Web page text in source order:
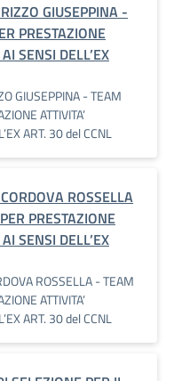
GIUSEPPINA -
PRESTAZIONE
SENSI DELL’EX
GIUSEPPINA - TEAM
ATTIVITA’
ART. 30 del CCNL
ROSSELLA
PRESTAZIONE
SENSI DELL’EX
ROSSELLA - TEAM
ATTIVITA’
ART. 30 del CCNL